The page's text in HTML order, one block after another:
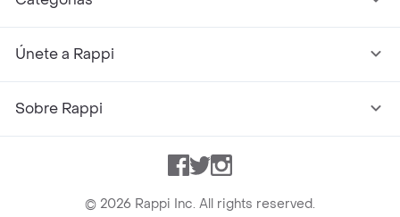
Únete a Rappi
Sobre Rappi
Facebook
TwitterInstagram
© 2026 Rappi Inc. All rights reserved.